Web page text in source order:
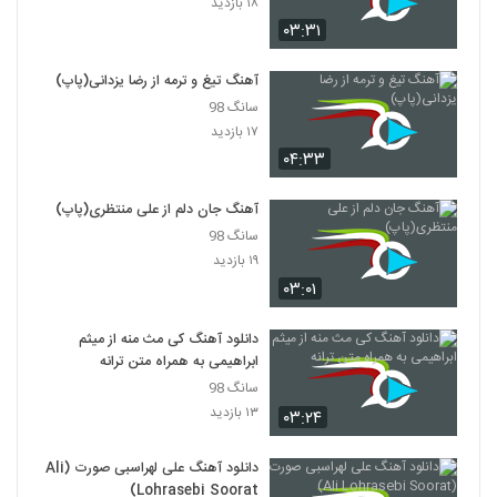
2198
آهنگ پل از علیرضا قربانی(سنتی)
آهنگ لحظه به لحظه از معین اسدپور(پاپ)
۳۲۶ بازدید
موزیک زیبای نوروز صبا از هادی حسن بیگی
2201
دانلود آهنگ کاش از حسام مقدم
۲۷۸ بازدید
آهنگ مهدی فغانی بنام بعد تو
۳۲۴ بازدید
امیر درباری آهنگ دلبر
۰۳:۳۱
۰۴:۳۳
آهنگ تیغ و ترمه از رضا یزدانی(پاپ)
سانگ 98
۱۷ بازدید
۰۳:۰۱
آهنگ جان دلم از علی منتظری(پاپ)
سانگ 98
۱۹ بازدید
۰۳:۲۴
دانلود آهنگ کی مث منه از میثم
ابراهیمی به همراه متن ترانه
سانگ 98
۱۳ بازدید
دانلود آهنگ علی لهراسبی صورت (Ali
Lohrasebi Soorat)